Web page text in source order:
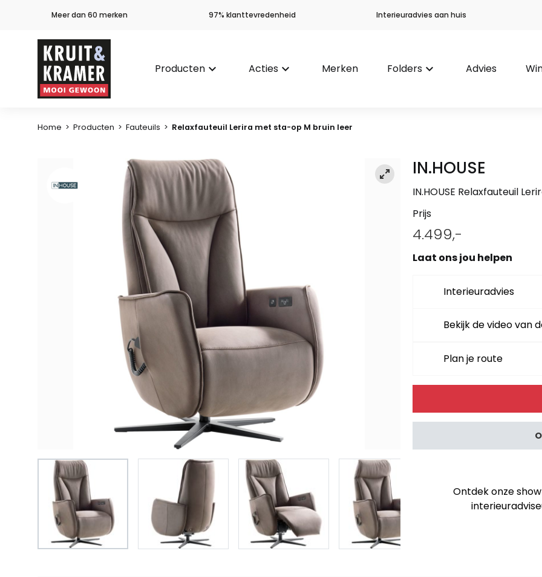
Meer dan 60 merken 97% klanttevredenheid Interieuradvies aan huis
Producten keyboard_arrow_down Acties keyboard_arrow_down Merken Folders keyboard_arrow_down Advies
Home > Producten > Fauteuils > Relaxfauteuil Lerira met sta-op M bruin leer
IN.HOUSE
IN.HOUSE Relaxfauteuil
Prijs
4.499,-
Laat ons jou helpen
Interieuradvies
Bekijk de video van
Plan je route
Ontdek onze